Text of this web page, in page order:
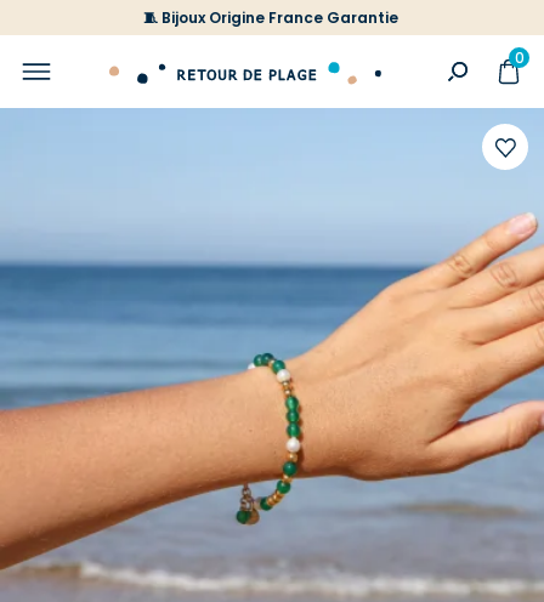
🧵 Bijoux Origine France Garantie
0
votre
liste